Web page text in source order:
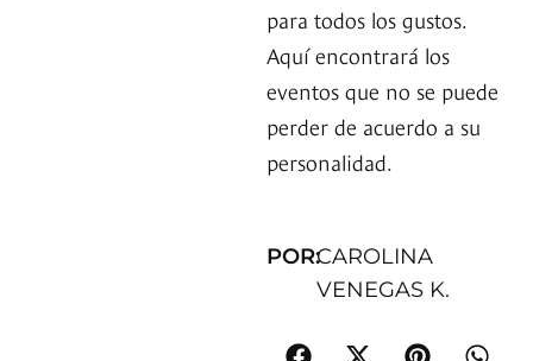
para todos los gustos.
Aquí encontrará los
eventos que no se puede
perder de acuerdo a su
personalidad.
POR:CAROLINA
VENEGAS K.